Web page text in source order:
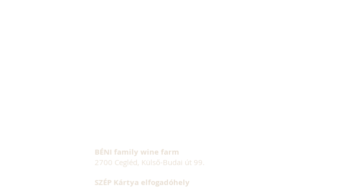
BÉNI family wine farm
2700 Cegléd, Külső-Budai út 99.
SZÉP Kártya elfogadóhely